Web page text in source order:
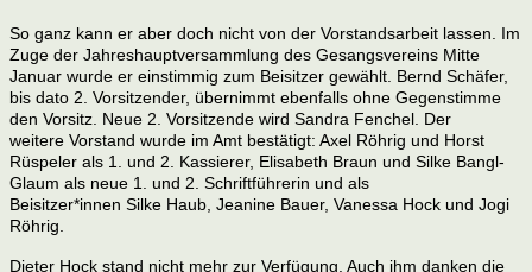
So ganz kann er aber doch nicht von der Vorstandsarbeit lassen. Im
Zuge der Jahreshauptversammlung des Gesangsvereins Mitte
Januar wurde er einstimmig zum Beisitzer gewählt. Bernd Schäfer,
bis dato 2. Vorsitzender, übernimmt ebenfalls ohne Gegenstimme
den Vorsitz. Neue 2. Vorsitzende wird Sandra Fenchel. Der
weitere Vorstand wurde im Amt bestätigt: Axel Röhrig und Horst
Rüspeler als 1. und 2. Kassierer, Elisabeth Braun und Silke Bangl-
Glaum als neue 1. und 2. Schriftführerin und als
Beisitzer*innen Silke Haub, Jeanine Bauer, Vanessa Hock und Jogi
Röhrig.
Dieter Hock stand nicht mehr zur Verfügung. Auch ihm danken die